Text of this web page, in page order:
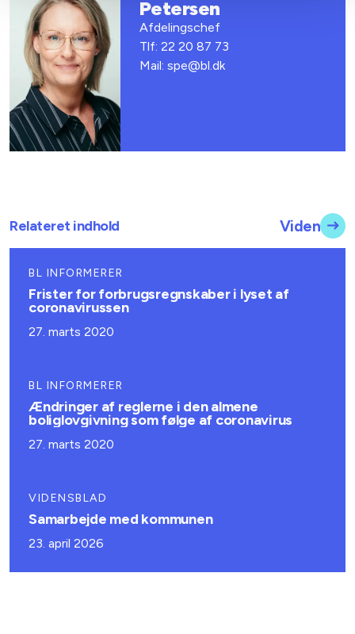
Petersen
Afdelingschef
Tlf: 22 20 87 73
Mail: spe@bl.dk
Relateret indhold Viden
BL INFORMERER
Frister for forbrugsregnskaber i lyset af
coronavirussen
27. marts 2020
BL INFORMERER
Ændringer af reglerne i den almene
boliglovgivning som følge af coronavirus
27. marts 2020
VIDENSBLAD
Samarbejde med kommunen
23. april 2026